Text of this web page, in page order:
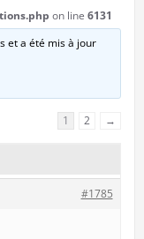
on line 6131
et a été mis à jour
1 2 →
#1785